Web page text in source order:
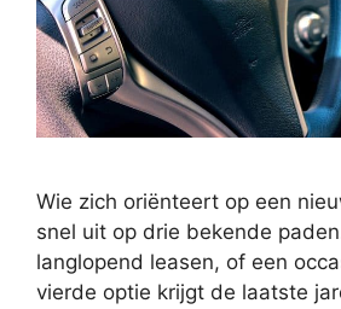
Wie zich oriënteert op een
snel uit op drie bekende
langlopend leasen, of een
vierde optie krijgt de laatste